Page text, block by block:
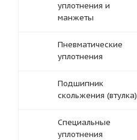
уплотнения и
манжеты
Пневматические
уплотнения
Подшипник
скольжения (втулка)
Специальные
уплотнения